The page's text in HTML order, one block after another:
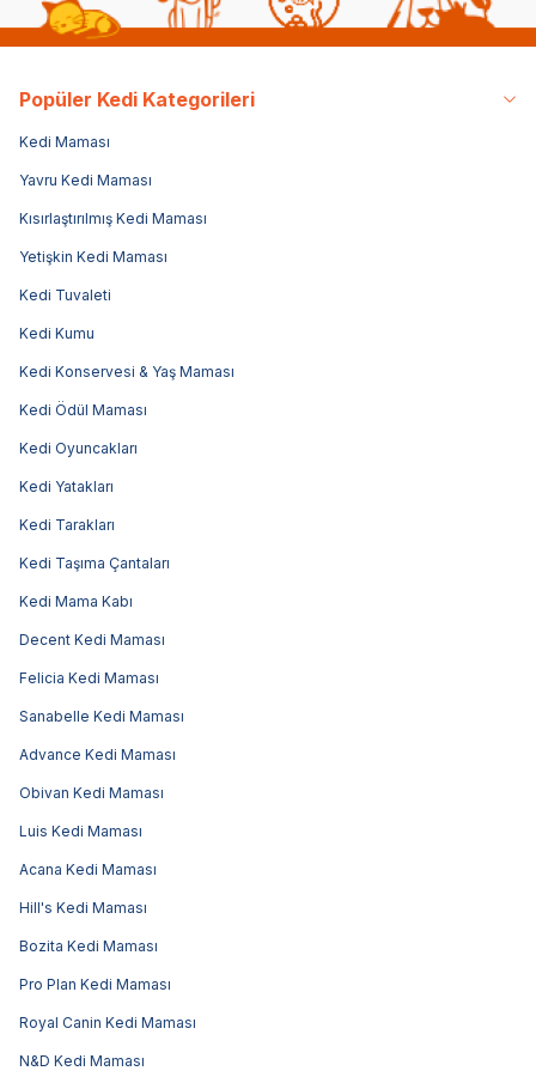
Popüler Kedi Kategorileri
Kedi Maması
Yavru Kedi Maması
Kısırlaştırılmış Kedi Maması
Yetişkin Kedi Maması
Kedi Tuvaleti
Kedi Kumu
Kedi Konservesi & Yaş Maması
Kedi Ödül Maması
Kedi Oyuncakları
Kedi Yatakları
Kedi Tarakları
Kedi Taşıma Çantaları
Kedi Mama Kabı
Decent Kedi Maması
Felicia Kedi Maması
Sanabelle Kedi Maması
Advance Kedi Maması
Obivan Kedi Maması
Luis Kedi Maması
Acana Kedi Maması
Hill's Kedi Maması
Bozita Kedi Maması
Pro Plan Kedi Maması
Royal Canin Kedi Maması
N&D Kedi Maması